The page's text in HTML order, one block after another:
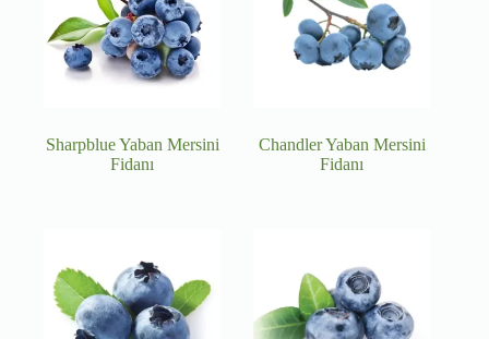
Sharpblue Yaban Mersini
Fidanı
Chandler Yaban Mersini
Fidanı